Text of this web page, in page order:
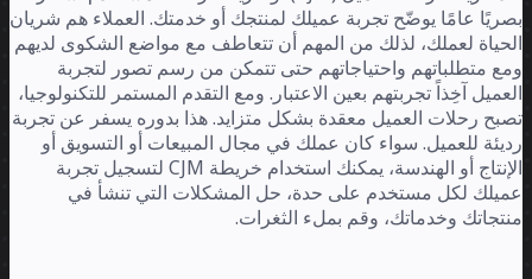
عامًا يوضّح تجربة عميلك لمنتجك أو خدمتك. العملاء هم شريان
لعملك، لذلك من المهم أن تتعاطف مع مواضع الشكوى لديهم
متطلباتهم واحتياجاتهم حتى تتمكن من رسم تصور لتجربة
آخِذاً تجربتهم بعين الاعتبار. ومع التقدم المستمر للتكنولوجيا،
رحلات العميل معقدة بشكل متزايد. هذا بدوره يسفر عن تجربة
للعميل. سواء كان عملك في مجال المبيعات أو التسويق أو
الإنتاج أو الهندسة، يمكنك استخدام خريطة CJM لتسجيل تجربة
لكل مستخدم على حدة، حل المشكلات التي تنشأ في
وخدماتك، وقم بملء الثغرات.